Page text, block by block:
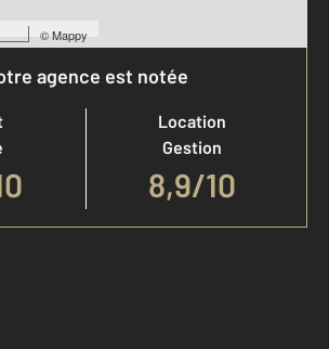
©Mappy
agence est notée
Location
Gestion
8,9/10